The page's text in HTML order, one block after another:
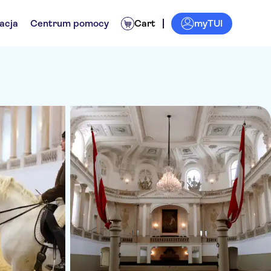
Centrum pomocy Cart myTUI